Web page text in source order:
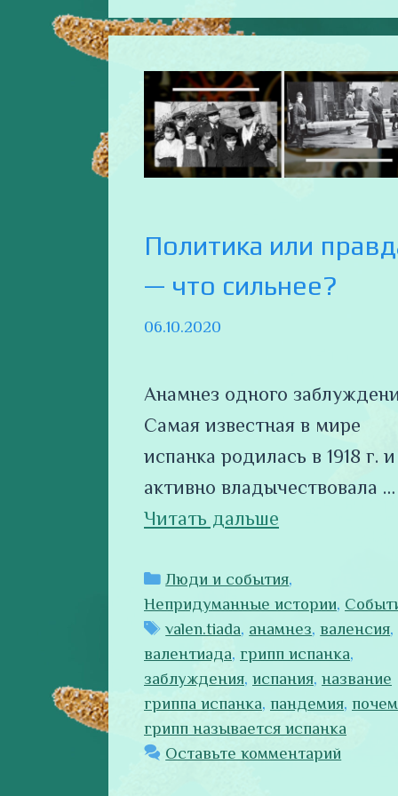
Политика или
— что сильнее?
06.10.2020
Анамнез одного
Самая известная в мире
испанка родилась в 1918 г. и
активно владычествовала …
Читать дальше
Рубрики
Люди и события,
Непридуманные истории,
Метки
valen.tiada, анамнез,валенсия,
валентиада, грипп испанка,
заблуждения, испания, название
гриппа испанка, пандемия,
грипп называется испанка
Оставьте комментарий